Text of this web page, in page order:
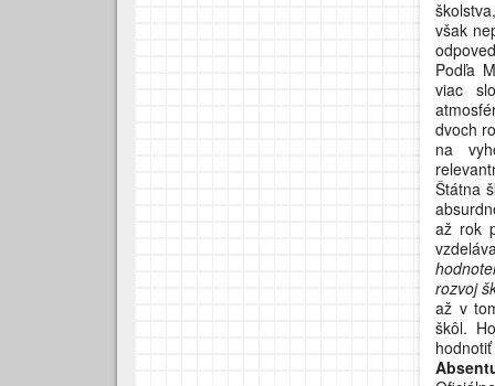
však
Podľa
viac
dvoch
na
Štátna
až rok
rozvoj
až v
škôl.